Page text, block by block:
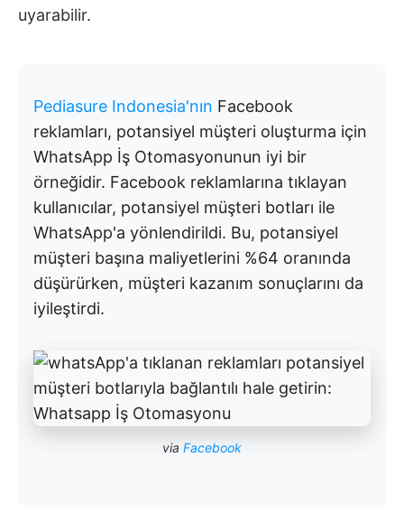
uyarabilir.
Pediasure Indonesia'nın Facebook
reklamları, potansiyel müşteri oluşturma için
WhatsApp İş Otomasyonunun iyi bir
örneğidir. Facebook reklamlarına tıklayan
kullanıcılar, potansiyel müşteri botları ile
WhatsApp'a yönlendirildi. Bu, potansiyel
müşteri başına maliyetlerini %64 oranında
düşürürken, müşteri kazanım sonuçlarını da
iyileştirdi.
via Facebook